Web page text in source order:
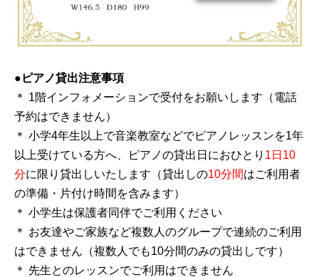
●ピアノ貸出注意事項
＊ 1階インフォメーションで受付をお願いします（電話
予約はできません）
＊ 小学4年生以上で音楽教室などでピアノレッスンを1年
以上受けている方へ、ピアノの貸出日におひとり 1日10
分に限り貸出しいたします（貸出しの10分間はご利用者
の準備・片付け時間を含みます）
＊ 小学生は保護者同伴でご利用ください
＊ お友達やご家族など複数人のグループで連続のご利用
はできません（複数人でも10分間のみの貸出しです）
＊ 先生とのレッスンでご利用はできません